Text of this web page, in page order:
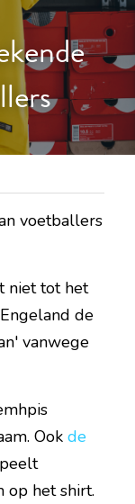
voetballers
niet tot het
de
vanwege
Ook de
op het shirt.